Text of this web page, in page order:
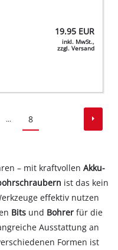
19.95 EUR
inkl. MwSt.,
zzgl. Versand
... 8
– mit kraftvollenAkku-
ist das kein
effektiv nutzen
Bits und Bohrerfür die
Ausstattung an
Formen ist